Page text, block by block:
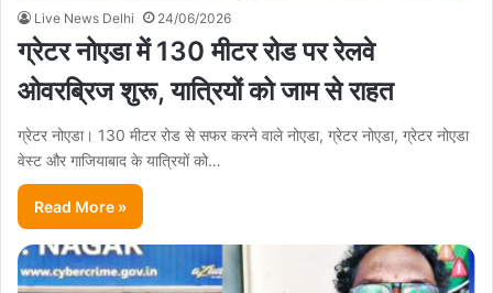
Live News Delhi 24/06/2026
ग्रेटर नोएडा में 130 मीटर रोड पर रेलवे
ओवरब्रिज शुरू, यात्रियों को जाम से राहत
ग्रेटर नोएडा। 130 मीटर रोड से सफर करने वाले नोएडा, ग्रेटर नोएडा, ग्रेटर नोएडा
वेस्ट और गाजियाबाद के यात्रियों को…
Read More »